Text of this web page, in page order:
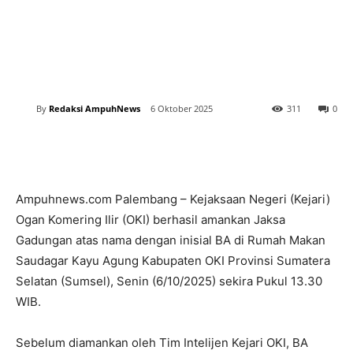
By Redaksi AmpuhNews 6 Oktober 2025 0
311
Ampuhnews.com Palembang – Kejaksaan Negeri (Kejari)
Ogan Komering Ilir (OKI) berhasil amankan Jaksa
Gadungan atas nama dengan inisial BA di Rumah Makan
Saudagar Kayu Agung Kabupaten OKI Provinsi Sumatera
Selatan (Sumsel), Senin (6/10/2025) sekira Pukul 13.30
WIB.
Sebelum diamankan oleh Tim Intelijen Kejari OKI, BA